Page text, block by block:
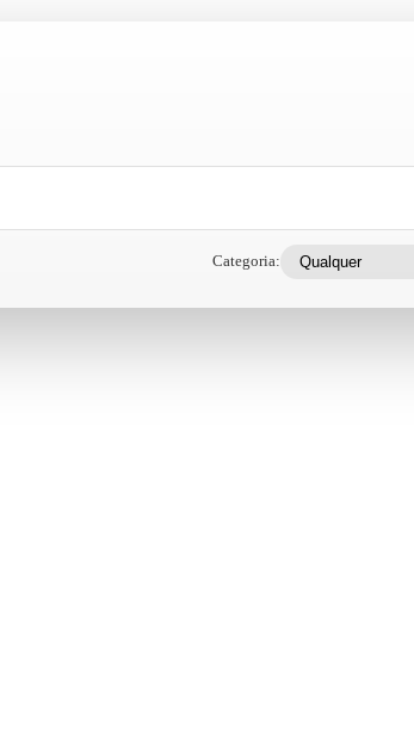
Categoria: